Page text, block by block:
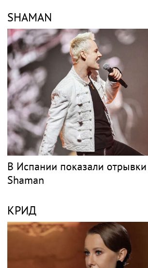
SHAMAN
В Испании показали
Shaman
КРИД